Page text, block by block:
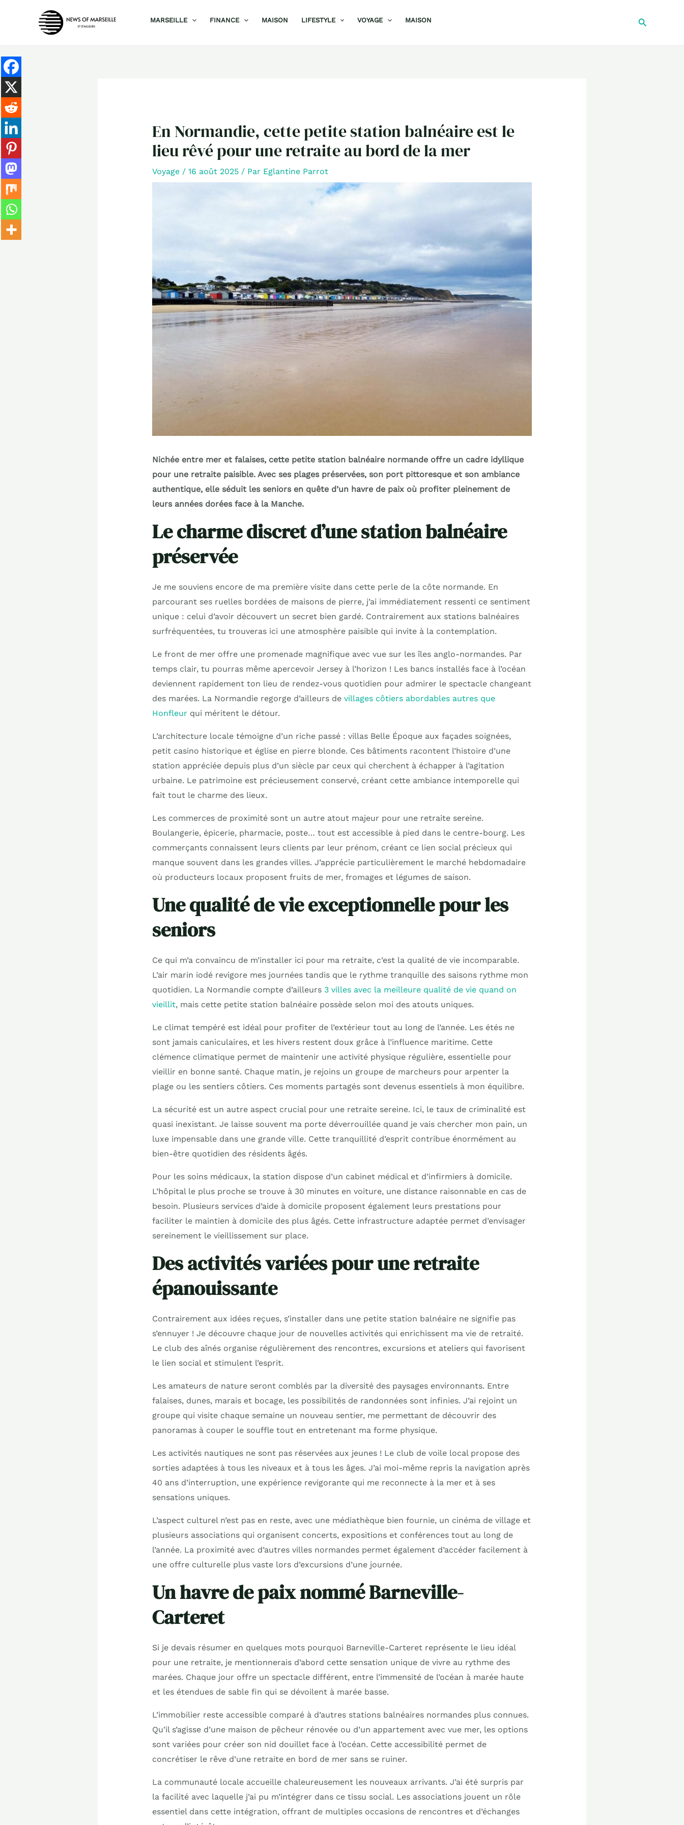
MARSEILLE FINANCE MAISON LIFESTYLE VOYAGE MAISON
En Normandie, cette petite station balnéaire est le
lieu rêvé pour une retraite au bord de la mer
Voyage/ 16 août 2025 / Par Eglantine Parrot
Nichée entre mer et falaises, cette petite station balnéaire normande offre un cadre idyllique
pour une retraite paisible. Avec ses plages préservées, son port pittoresque et son ambiance
authentique, elle séduit les seniors en quête d’un havre de paix où profiter pleinement de
leurs années dorées face à la Manche.
Le charme discret d’une station balnéaire
préservée
Je me souviens encore de ma première visite dans cette perle de la côte normande. En
parcourant ses ruelles bordées de maisons de pierre, j’ai immédiatement ressenti ce sentiment
unique : celui d’avoir découvert un secret bien gardé. Contrairement aux stations balnéaires
surfréquentées, tu trouveras ici une atmosphère paisible qui invite à la contemplation.
Le front de mer offre une promenade magnifique avec vue sur les îles anglo-normandes. Par
temps clair, tu pourras même apercevoir Jersey à l’horizon ! Les bancs installés face à l’océan
deviennent rapidement ton lieu de rendez-vous quotidien pour admirer le spectacle changeant
des marées. La Normandie regorge d’ailleurs de villages côtiers abordables autres que
Honfleur qui méritent le détour.
L’architecture locale témoigne d’un riche passé : villas Belle Époque aux façades soignées,
petit casino historique et église en pierre blonde. Ces bâtiments racontent l’histoire d’une
station appréciée depuis plus d’un siècle par ceux qui cherchent à échapper à l’agitation
urbaine. Le patrimoine est précieusement conservé, créant cette ambiance intemporelle qui
fait tout le charme des lieux.
Les commerces de proximité sont un autre atout majeur pour une retraite sereine.
Boulangerie, épicerie, pharmacie, poste… tout est accessible à pied dans le centre-bourg. Les
commerçants connaissent leurs clients par leur prénom, créant ce lien social précieux qui
manque souvent dans les grandes villes. J’apprécie particulièrement le marché hebdomadaire
où producteurs locaux proposent fruits de mer, fromages et légumes de saison.
Une qualité de vie exceptionnelle pour les
seniors
Ce qui m’a convaincu de m’installer ici pour ma retraite, c’est la qualité de vie incomparable.
L’air marin iodé revigore mes journées tandis que le rythme tranquille des saisons rythme mon
quotidien. La Normandie compte d’ailleurs 3 villes avec la meilleure qualité de vie quand on
vieillit, mais cette petite station balnéaire possède selon moi des atouts uniques.
Le climat tempéré est idéal pour profiter de l’extérieur tout au long de l’année. Les étés ne
sont jamais caniculaires, et les hivers restent doux grâce à l’influence maritime. Cette
clémence climatique permet de maintenir une activité physique régulière, essentielle pour
vieillir en bonne santé. Chaque matin, je rejoins un groupe de marcheurs pour arpenter la
plage ou les sentiers côtiers. Ces moments partagés sont devenus essentiels à mon équilibre.
La sécurité est un autre aspect crucial pour une retraite sereine. Ici, le taux de criminalité est
quasi inexistant. Je laisse souvent ma porte déverrouillée quand je vais chercher mon pain, un
luxe impensable dans une grande ville. Cette tranquillité d’esprit contribue énormément au
bien-être quotidien des résidents âgés.
Pour les soins médicaux, la station dispose d’un cabinet médical et d’infirmiers à domicile.
L’hôpital le plus proche se trouve à 30 minutes en voiture, une distance raisonnable en cas de
besoin. Plusieurs services d’aide à domicile proposent également leurs prestations pour
faciliter le maintien à domicile des plus âgés. Cette infrastructure adaptée permet d’envisager
sereinement le vieillissement sur place.
Des activités variées pour une retraite
épanouissante
Contrairement aux idées reçues, s’installer dans une petite station balnéaire ne signifie pas
s’ennuyer ! Je découvre chaque jour de nouvelles activités qui enrichissent ma vie de retraité.
Le club des aînés organise régulièrement des rencontres, excursions et ateliers qui favorisent
le lien social et stimulent l’esprit.
Les amateurs de nature seront comblés par la diversité des paysages environnants. Entre
falaises, dunes, marais et bocage, les possibilités de randonnées sont infinies. J’ai rejoint un
groupe qui visite chaque semaine un nouveau sentier, me permettant de découvrir des
panoramas à couper le souffle tout en entretenant ma forme physique.
Les activités nautiques ne sont pas réservées aux jeunes ! Le club de voile local propose des
sorties adaptées à tous les niveaux et à tous les âges. J’ai moi-même repris la navigation après
40 ans d’interruption, une expérience revigorante qui me reconnecte à la mer et à ses
sensations uniques.
L’aspect culturel n’est pas en reste, avec une médiathèque bien fournie, un cinéma de village et
plusieurs associations qui organisent concerts, expositions et conférences tout au long de
l’année. La proximité avec d’autres villes normandes permet également d’accéder facilement à
une offre culturelle plus vaste lors d’excursions d’une journée.
Un havre de paix nommé Barneville-
Carteret
Si je devais résumer en quelques mots pourquoi Barneville-Carteret représente le lieu idéal
pour une retraite, je mentionnerais d’abord cette sensation unique de vivre au rythme des
marées. Chaque jour offre un spectacle différent, entre l’immensité de l’océan à marée haute
et les étendues de sable fin qui se dévoilent à marée basse.
L’immobilier reste accessible comparé à d’autres stations balnéaires normandes plus connues.
Qu’il s’agisse d’une maison de pêcheur rénovée ou d’un appartement avec vue mer, les options
sont variées pour créer son nid douillet face à l’océan. Cette accessibilité permet de
concrétiser le rêve d’une retraite en bord de mer sans se ruiner.
La communauté locale accueille chaleureusement les nouveaux arrivants. J’ai été surpris par
la facilité avec laquelle j’ai pu m’intégrer dans ce tissu social. Les associations jouent un rôle
essentiel dans cette intégration, offrant de multiples occasions de rencontres et d’échanges